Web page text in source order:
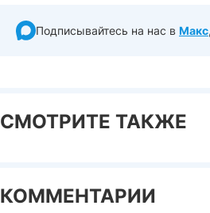
Подписывайтесь на нас в Макс
СМОТРИТЕ ТАКЖЕ
КОММЕНТАРИИ